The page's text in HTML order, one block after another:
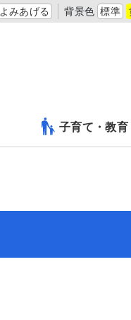
よみあげる 背景色 標準
子育て・教育